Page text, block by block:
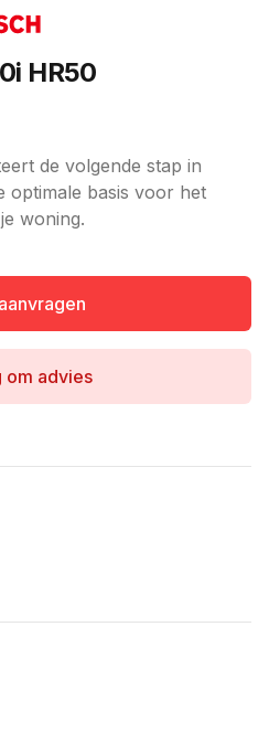
HR50
de volgende stap in
optimale basis voor het
woning.
om advies